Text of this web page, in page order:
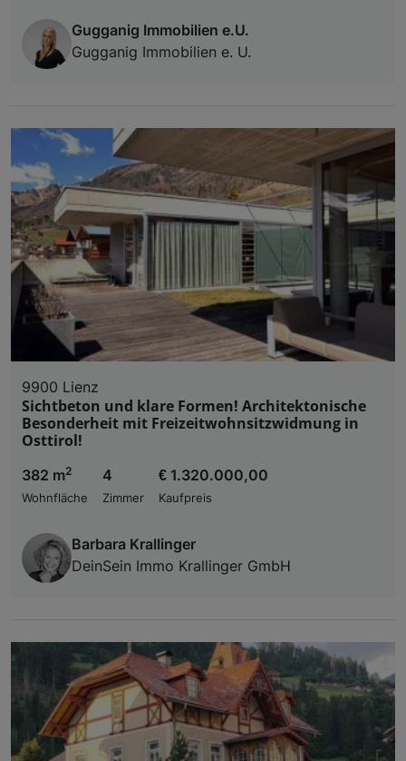
Gugganig Immobilien e.U.
Gugganig Immobilien e. U.
9900 Lienz
Sichtbeton und klare Formen! Architektonische
Besonderheit mit Freizeitwohnsitzwidmung in
Osttirol!
382 m2
Wohnfläche
4
Zimmer
€ 1.320.000,00
Kaufpreis
Barbara Krallinger
DeinSein Immo Krallinger GmbH